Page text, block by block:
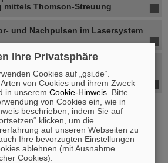
mittels Thomson-Streuung
und Nachpulsen im Lasersystem
getriebenen Gamma- und
die Erzeugung von
and PhD student positions are
Ihre Privatsphäre
Cookies auf „gsi.de“.
von Cookies und ihrem Zweck
in unseremCookie-Hinweis . Bitte
von Cookies ein, wie in
beschrieben, indem Sie auf
klicken, um die
auf unseren Webseiten zu
Ihre bevorzugten Einstellungen
ablehnen (mit Ausnahme
Cookies).